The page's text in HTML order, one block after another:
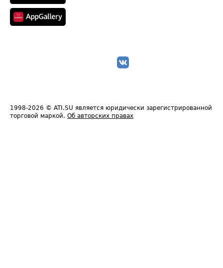
1998-2026 © ATI.SU является юридически зарегистрированной
торговой маркой. Об авторских правах